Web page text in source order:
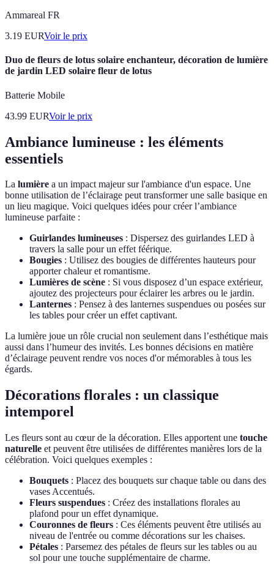
Ammareal FR
3.19 EURVoir le prix
Duo de fleurs de lotus solaire enchanteur, décoration de lumière
de jardin LED solaire fleur de lotus
Batterie Mobile
43.99 EURVoir le prix
Ambiance lumineuse : les éléments
essentiels
La lumière a un impact majeur sur l'ambiance d'un espace. Une
bonne utilisation de l’éclairage peut transformer une salle basique en
un lieu magique. Voici quelques idées pour créer l’ambiance
lumineuse parfaite :
Guirlandes lumineuses : Dispersez des guirlandes LED à
travers la salle pour un effet féérique.
Bougies : Utilisez des bougies de différentes hauteurs pour
apporter chaleur et romantisme.
Lumières de scène : Si vous disposez d’un espace extérieur,
ajoutez des projecteurs pour éclairer les arbres ou le jardin.
Lanternes : Pensez à des lanternes suspendues ou posées sur
les tables pour créer un effet captivant.
La lumière joue un rôle crucial non seulement dans l’esthétique mais
aussi dans l’humeur des invités. Les bonnes décisions en matière
d’éclairage peuvent rendre vos noces d'or mémorables à tous les
égards.
Décorations florales : un classique
intemporel
Les fleurs sont au cœur de la décoration. Elles apportent une touche
naturelle et peuvent être utilisées de différentes manières lors de la
célébration. Voici quelques exemples :
Bouquets : Placez des bouquets sur chaque table ou dans des
vases Accentués.
Fleurs suspendues : Créez des installations florales au
plafond pour un effet dynamique.
Couronnes de fleurs : Ces éléments peuvent être utilisés au
niveau de l'entrée ou comme décorations sur les chaises.
Pétales : Parsemez des pétales de fleurs sur les tables ou au
sol pour une touche supplémentaire de charme.